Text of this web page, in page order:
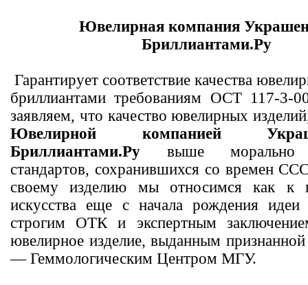
Ювелирная компания
Бриллиантами.Ру
Гарантирует соответствие качества
бриллиантами требованиям ОСТ 117-
заявляем, что качество ювелирных
Ювелирной компанией
Бриллиантами.Ру
выше морально
стандартов, сохранившихся со времен
своему изделию мы относимся как к
искусства еще с начала рождения идеи
строгим ОТК и экспертным
ювелирное изделие, выданным признанной
— Геммологическим Центром МГУ.